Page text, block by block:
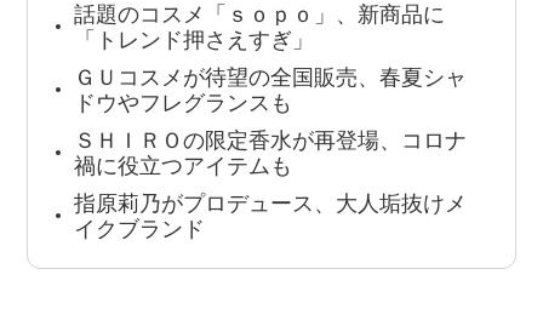
話題のコスメ「ｓｏｐｏ」、新商品に
「トレンド押さえすぎ」
ＧＵコスメが待望の全国販売、春夏シャ
ドウやフレグランスも
ＳＨＩＲＯの限定香水が再登場、コロナ
禍に役立つアイテムも
指原莉乃がプロデュース、大人垢抜けメ
イクブランド